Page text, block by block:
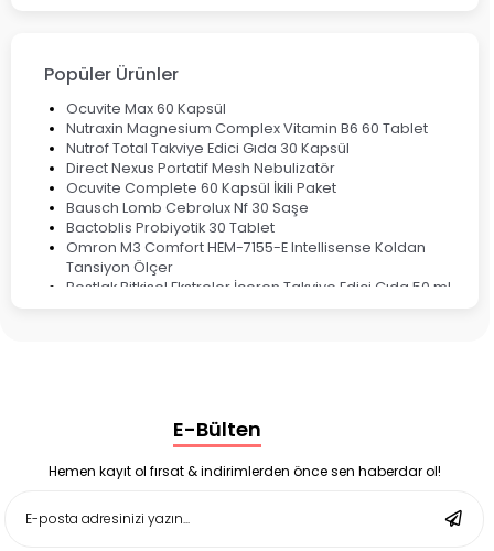
Popüler Ürünler
Ocuvite Max 60 Kapsül
Nutraxin Magnesium Complex Vitamin B6 60 Tablet
Nutrof Total Takviye Edici Gıda 30 Kapsül
Direct Nexus Portatif Mesh Nebulizatör
Ocuvite Complete 60 Kapsül İkili Paket
Bausch Lomb Cebrolux Nf 30 Saşe
Bactoblis Probiyotik 30 Tablet
Omron M3 Comfort HEM-7155-E Intellisense Koldan
Tansiyon Ölçer
Bestlak Bitkisel Ekstreler İçeren Takviye Edici Gıda 50 ml
Enterogermina Family 5 ml 20 Flakon
Deep Flex Stres Azaltıcı ve Enerji Dengeleyici Topraklama
Matı Set 40x60 cm
Deep Flex Stres Azaltıcı ve Enerji Dengeleyici Topraklama
E-Bülten
Hemen kayıt ol fırsat & indirimlerden önce sen haberdar ol!